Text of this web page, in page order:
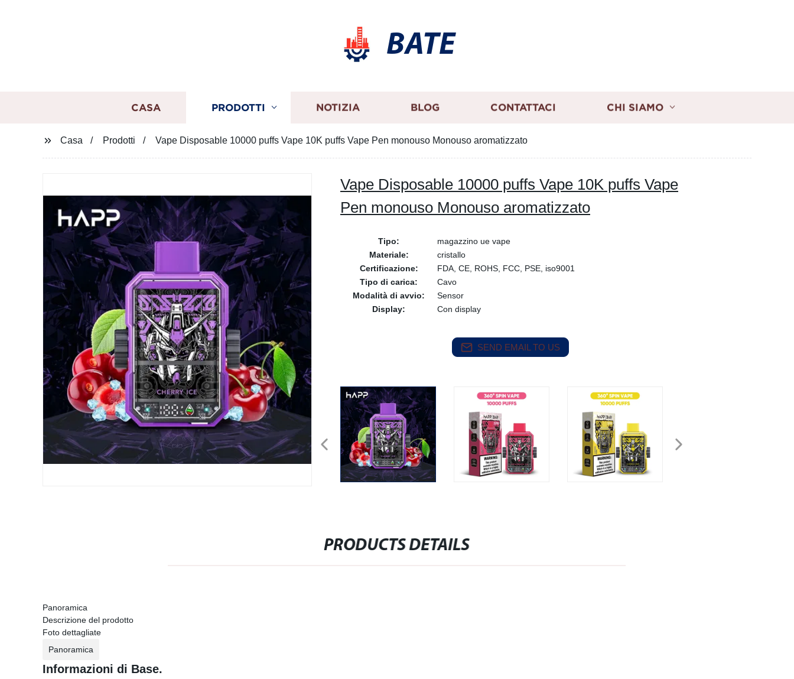
BATE
CASA PRODOTTI NOTIZIA BLOG CONTATTACI CHI SIAMO
Casa Prodotti Vape Disposable 10000 puffs Vape 10K puffs Vape Pen monouso Monouso aromatizzato
Vape Disposable 10000 puffs Vape 10K puffs Vape
Pen monouso Monouso aromatizzato
Tipo:
magazzino ue vape
Materiale:
cristallo
Certificazione:
FDA, CE, ROHS, FCC, PSE, iso9001
Tipo di carica:
Cavo
Modalità di avvio:
Sensor
Display:
Con display
SEND EMAIL TO US
PRODUCTS DETAILS
Panoramica
Descrizione del prodotto
Foto dettagliate
Panoramica
Informazioni di Base.